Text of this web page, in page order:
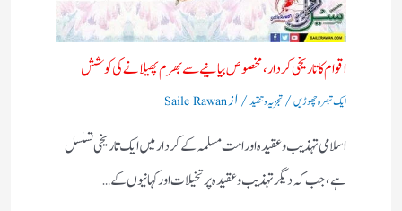
اقوام کا تاریخی کردار،مخصوص بیانیے سے بھرم پھیلانے کی کوشش
ایک تبصرہ چھوڑیں/تجزیہ و تنقید/ ازSaile Rawan
اسلامی تہذیب و عقیدہ اور امت مسلمہ کے کردار میں ایک تاریخی تسلسل
ہے، جب کہ دیگر تہذیب و عقیدہ پر تخیلات اور کہانیوں کے…